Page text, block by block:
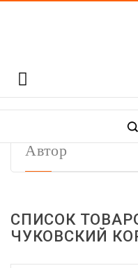

Автор
СПИСОК
ЧУКОВСКИЙ